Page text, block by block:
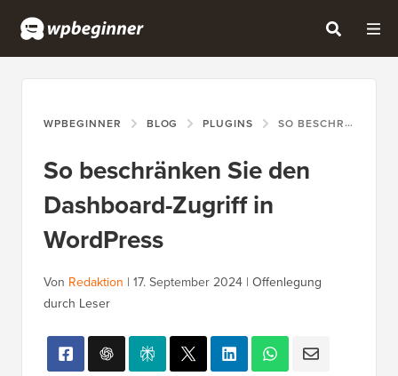
WPBEGINNER BLOG PLUGINS SO BESCHRÄNKEN SIE DEN DASHBOARD-ZUGRIFF IN WORDPRESS
So beschränken Sie den
Dashboard-Zugriff in
WordPress
Von Redaktion | 17. September 2024 | Offenlegung
durch Leser